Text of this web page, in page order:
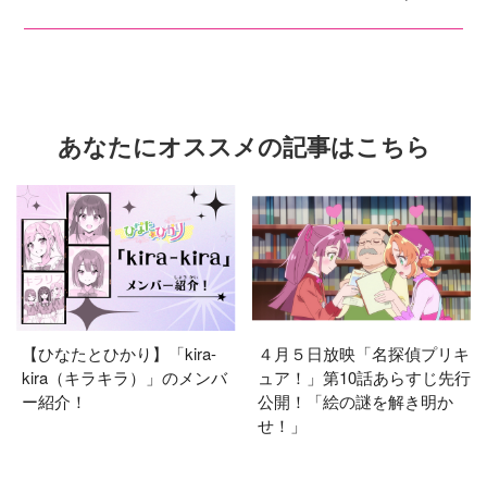
あなたにオススメの記事はこちら
【ひなたとひかり】「kira-
kira（キラキラ）」のメンバ
ー紹介！
４月５日放映「名探偵プリキ
ュア！」第10話あらすじ先行
公開！「絵の謎を解き明か
せ！」